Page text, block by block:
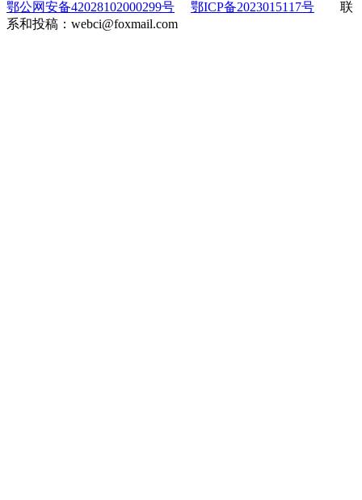
鄂公网安备42028102000299号 鄂ICP备2023015117号 联
系和投稿：webci@foxmail.com